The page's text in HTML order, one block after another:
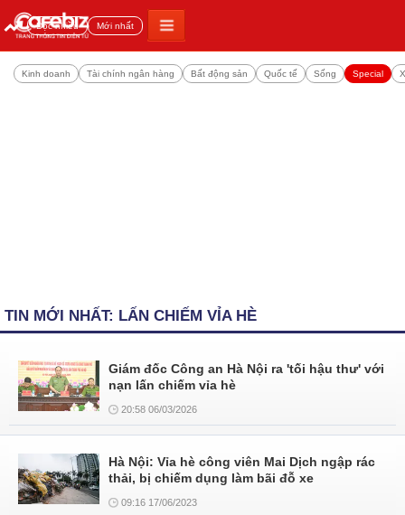
Đọc nhiều Mới nhất
Kinh doanh Tài chính ngân hàng Bất động sản Quốc tế Sống Special
TIN MỚI NHẤT: LẤN CHIẾM VỈA HÈ
Giám đốc Công an Hà Nội ra 'tối hậu thư' với
nạn lấn chiếm vỉa hè
20:58 06/03/2026
Hà Nội: Vỉa hè công viên Mai Dịch ngập rác
thải, bị chiếm dụng làm bãi đỗ xe
09:16 17/06/2023